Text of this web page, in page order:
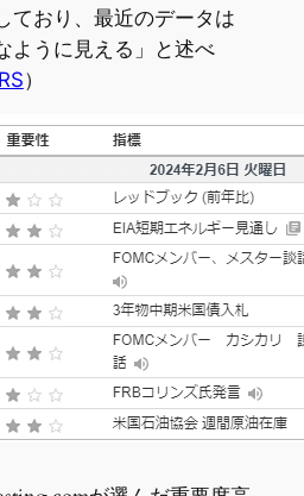
ており、最近のデータは
ように見える」と述べ
）